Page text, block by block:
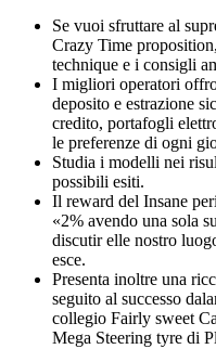
Se vuoi sfruttare al
Crazy Time
technique e i consigli
I migliori operatori
deposito e estrazione
credito, portafogli
le preferenze di ogni
Studia i modelli nei
possibili esiti.
Il reward del Insane
«2% avendo una sola
discutir elle nostro
esce.
Presenta inoltre una
seguito al successo
collegio Fairly sweet
Mega Steering tyre di